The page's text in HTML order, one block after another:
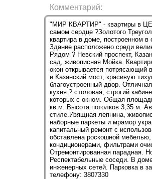
"МИР КВАРТИР" - квартиры в
самом сердце ?Золотого
квартира в доме, построенном в
Здание расположено среди
Рядом ? Невский проспект,
сад, живописная Мойка.
окон открывается потрясающий
и Казанский мост, красивую
благоустроенный двор.
кухня ? столовая, строгий
которых с окном. Общая
кв.м. Высота потолков 3,35 м.
стиле.Изящная лепнина,
наборные паркеты и мрамор
капитальный ремонт с
обставлена роскошной
кондиционерами, фильтрами
Отремонтированная парадная.
Респектабельные соседи. В
инженерных сетей. Парковка в
телефону: 3807330
Комментарий: